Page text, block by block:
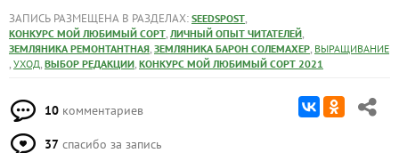
ЗАПИСЬ РАЗМЕЩЕНА В РАЗДЕЛАХ: SEEDSPOST,
КОНКУРС МОЙ ЛЮБИМЫЙ СОРТ, ЛИЧНЫЙ ОПЫТ ЧИТАТЕЛЕЙ,
ЗЕМЛЯНИКА РЕМОНТАНТНАЯ, ЗЕМЛЯНИКА БАРОН СОЛЕМАХЕР, ВЫРАЩИВАНИЕ
, УХОД, ВЫБОР РЕДАКЦИИ, КОНКУРС МОЙ ЛЮБИМЫЙ СОРТ 2021
10 комментариев
37 спасибо за запись